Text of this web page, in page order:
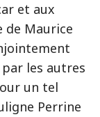
et aux
de Maurice
les autres
un tel
Perrine